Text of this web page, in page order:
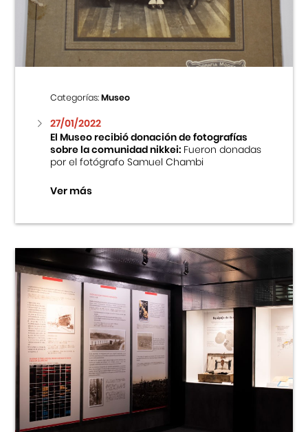
Centro Cultural Peruano Japonés
Museo de la Inmigración Japonesa
Fondo Editorial
Teatro Peruano Japonés
Categorías:Museo
27/01/2022
El Museo recibió donación de fotografías
sobre la comunidad nikkei:Fueron donadas
por el fotógrafo Samuel Chambi
Ver más